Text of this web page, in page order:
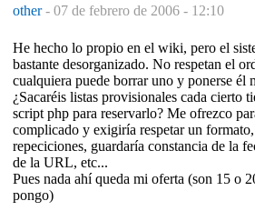
other- 07 de febrero de 2006 - 12:10
He hecho lo propio en el wiki, pero el
bastante desorganizado. No respetan el
cualquiera puede borrar uno y ponerse él
¿Sacaréis listas provisionales cada cierto
script php para reservarlo? Me ofrezco
complicado y exigiría respetar un
repeciciones, guardaría constancia de la
de la URL, etc...
Pues nada ahí queda mi oferta (son 15 o
pongo)